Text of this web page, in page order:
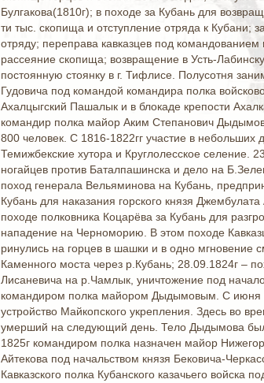
Булгакова(1810г); в походе за Кубань для
ти тыс. скопища и отступление отряда к Кубани;
отряду; переправа кавказцев под
рассеяние скопища; возвращение в Усть-
постоянную стоянку в г. Тифлисе. Полусотня
Гудовича под командой командира полка
Ахалцыгский Пашалык и в блокаде крепости
командир полка майор Аким Степанович
800 человек. С 1816-1822гг участие в
Темижбекские хутора и Круглолесское селение.
ногайцев против Баталпашинска и дело на
поход генерала Вельяминова на Кубань,
Кубань для наказания горского князя
походе полковника Коцарёва за Кубань для
нападение на Черноморию. В этом походе
ринулись на горцев в шашки и в одно мгновение
Каменного моста через р.Кубань; 28.09.1824г –
Лисаневича на р.Чамлык, уничтожение под
командиром полка майором Дыдымовым. С июня
устройство Майкопского укрепления. Здесь во
умерший на следующий день. Тело Дыдымова
1825г командиром полка назначен майор
Айтекова под начальством князя Бековича-
Кавказского полка Кубанского казачьего